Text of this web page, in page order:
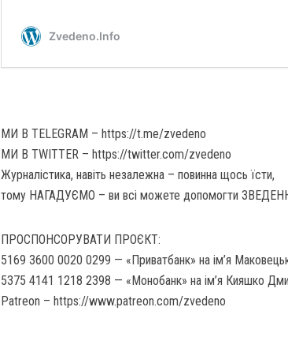
МИ В TELEGRAM – https://t.me/zvedeno
МИ В TWITTER – https://twitter.com/zvedeno
Журналістика, навіть незалежна – повинна щось їсти,
тому НАГАДУЄМО – ви всі можете допомогти
ПРОСПОНСОРУВАТИ ПРОЄКТ:
5169 3600 0020 0299 — «Приватбанк» на ім’я
5375 4141 1218 2398 — «Монобанк» на ім’я Кияшко
Patreon – https://www.patreon.com/zvedeno